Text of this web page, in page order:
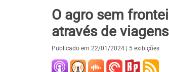
O agro sem
através de
Publicado em 22/01/2024 | 5 exibições